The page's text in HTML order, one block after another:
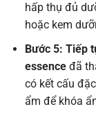
hấp thụ đủ
hoặc kem
Bước 5: Tiếp
essenceđã
có kết cấu
ẩm để khóa